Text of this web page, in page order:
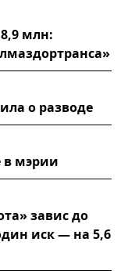
млн:
о разводе
в мэрии
завис до
иск — на 5,6